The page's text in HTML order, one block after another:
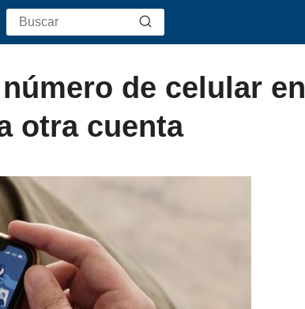
de celular en
otra cuenta